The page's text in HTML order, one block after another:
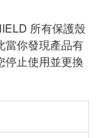
所有保護殼
當你發現產品有
停止使用並更換